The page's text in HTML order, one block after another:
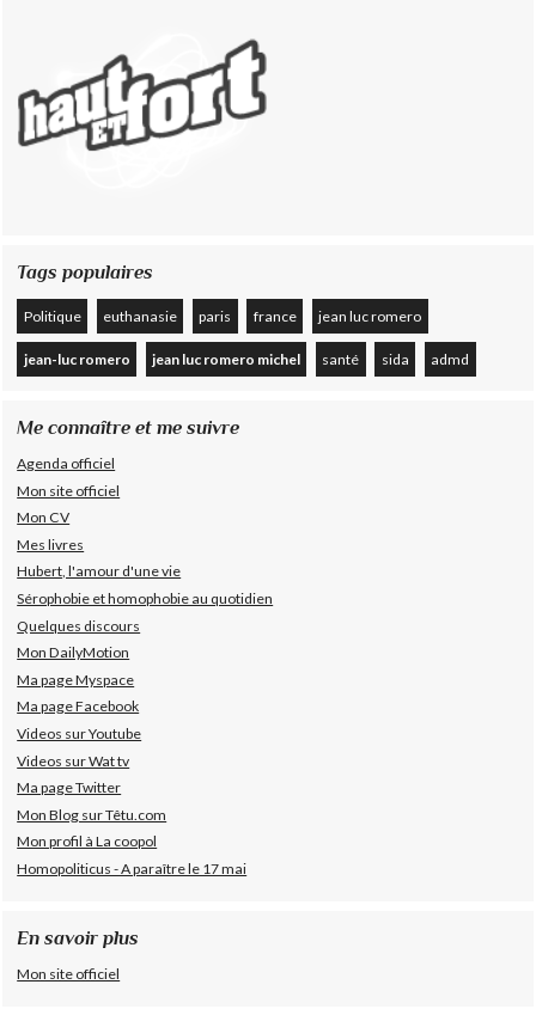
Tags populaires
Politique euthanasie paris france jean luc romero
jean-luc romero jean luc romero michel santé sida admd
Me connaître et me suivre
Agenda officiel
Mon site officiel
Mon CV
Mes livres
Hubert, l'amour d'une vie
Sérophobie et homophobie au quotidien
Quelques discours
Mon DailyMotion
Ma page Myspace
Ma page Facebook
Videos sur Youtube
Videos sur Wat tv
Ma page Twitter
Mon Blog sur Têtu.com
Mon profil à La coopol
Homopoliticus - A paraître le 17 mai
En savoir plus
Mon site officiel